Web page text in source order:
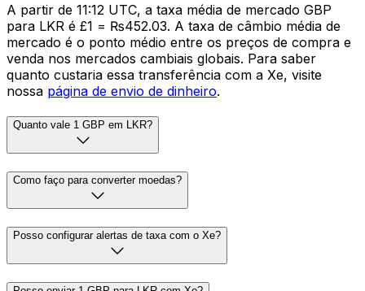
A partir de 11:12 UTC, a taxa média de mercado GBP
para LKR é £1 = ₨452.03. A taxa de câmbio média de
mercado é o ponto médio entre os preços de compra e
venda nos mercados cambiais globais. Para saber
quanto custaria essa transferência com a Xe, visite
nossa página de envio de dinheiro.
Quanto vale 1 GBP em LKR?
Como faço para converter moedas?
Posso configurar alertas de taxa com o Xe?